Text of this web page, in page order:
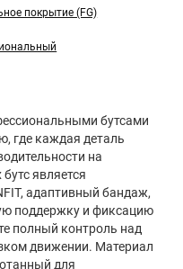
покрытие (FG)
бутсами
где каждая деталь
на
является
адаптивный бандаж,
поддержку и фиксацию
полный контроль над
движении. Материал
для